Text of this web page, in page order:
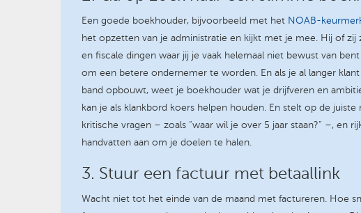
Een goede boekhouder, bijvoorbeeld met het NOAB-
het opzetten van je administratie en kijkt met je mee. Hij of zij
en fiscale dingen waar jij je vaak helemaal niet bewust van
om een betere ondernemer te worden. En als je al langer
band opbouwt, weet je boekhouder wat je drijfveren en
kan je als klankbord koers helpen houden. En stelt op de
kritische vragen – zoals “waar wil je over 5 jaar staan?” –, en
handvatten aan om je doelen te halen.
3. Stuur een factuur met betaallink
Wacht niet tot het einde van de maand met factureren. Hoe